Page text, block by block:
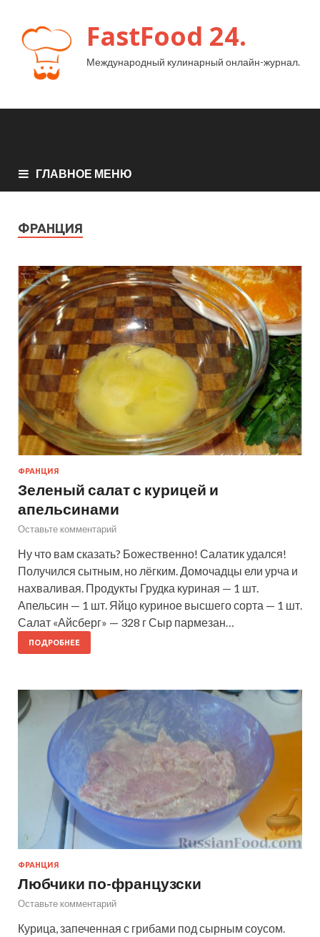
FastFood 24.
Международный кулинарный онлайн-журнал.
ГЛАВНОЕ МЕНЮ
ФРАНЦИЯ
ФРАНЦИЯ
Зеленый салат с курицей и
апельсинами
Оставьте комментарий
Ну что вам сказать? Божественно! Салатик удался!
Получился сытным, но лёгким. Домочадцы ели урча и
нахваливая. Продукты Грудка куриная — 1 шт.
Апельсин — 1 шт. Яйцо куриное высшего сорта — 1 шт.
Салат «Айсберг» — 328 г Сыр пармезан…
ПОДРОБНЕЕ
ФРАНЦИЯ
Любчики по-французски
Оставьте комментарий
Курица, запеченная с грибами под сырным соусом.